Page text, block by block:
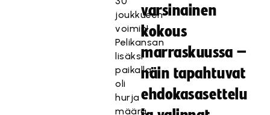
joukkueen
voimin!
Pelikansan
lisäksi
paikalla
oli
hurja
määrä
varsinainen
kokous
marraskuussa –
näin tapahtuvat
ehdokasasettelu